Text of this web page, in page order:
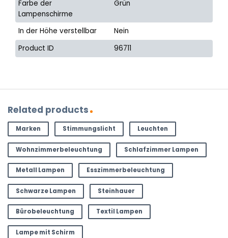
Farbe der
Lampenschirme
Grün
In der Höhe verstellbar
Nein
Product ID
96711
Related products
Marken Stimmungslicht Leuchten
Wohnzimmerbeleuchtung Schlafzimmer Lampen
Metall Lampen Esszimmerbeleuchtung
Schwarze Lampen Steinhauer
Bürobeleuchtung Textil Lampen
Lampe mit Schirm